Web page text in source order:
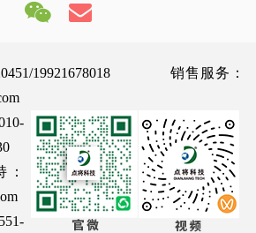
19921678018 销售服务：